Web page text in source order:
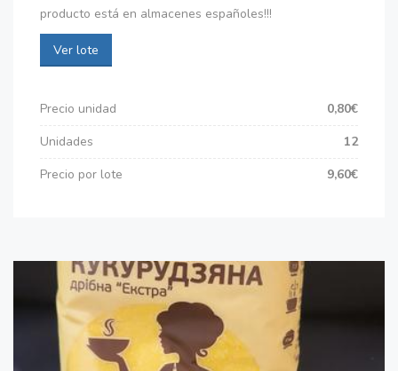
producto está en almacenes españoles!!!
Ver lote
Precio unidad
0,80€
Unidades
12
Precio por lote
9,60€